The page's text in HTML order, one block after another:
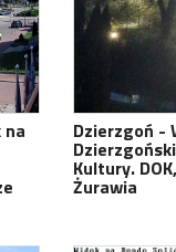
na Dzierzgoń -
Kultury.
Żurawia